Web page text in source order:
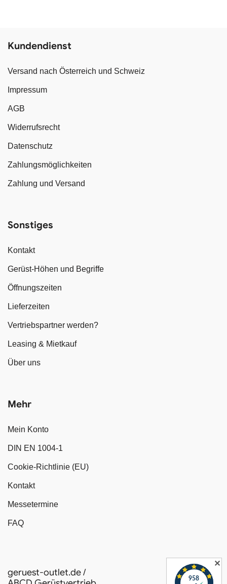
Kundendienst
Versand nach Österreich und Schweiz
Impressum
AGB
Widerrufsrecht
Datenschutz
Zahlungsmöglichkeiten
Zahlung und Versand
Sonstiges
Kontakt
Gerüst-Höhen und Begriffe
Öffnungszeiten
Lieferzeiten
Vertriebspartner werden?
Leasing & Mietkauf
Über uns
Mehr
Mein Konto
DIN EN 1004-1
Cookie-Richtlinie (EU)
Kontakt
Messetermine
FAQ
geruest-outlet.de /
✕